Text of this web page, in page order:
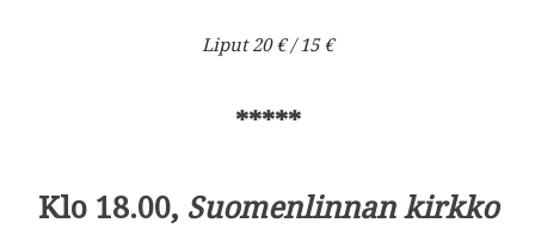
Liput 20 € / 15 €
*****
Klo 18.00, Suomenlinnan kirkko